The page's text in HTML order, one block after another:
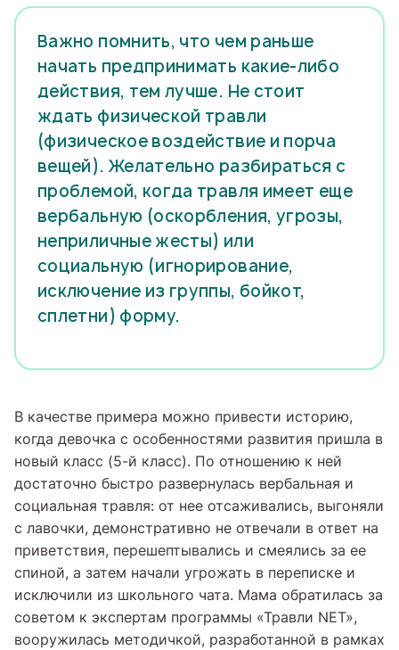
Важно помнить, что чем раньше
начать предпринимать какие-либо
действия, тем лучше. Не стоит
ждать физической травли
(физическое воздействие и порча
вещей). Желательно разбираться с
проблемой, когда травля имеет еще
вербальную (оскорбления, угрозы,
неприличные жесты) или
социальную (игнорирование,
исключение из группы, бойкот,
сплетни) форму.
В качестве примера можно привести историю,
когда девочка с особенностями развития пришла в
новый класс (5-й класс). По отношению к ней
достаточно быстро развернулась вербальная и
социальная травля: от нее отсаживались, выгоняли
с лавочки, демонстративно не отвечали в ответ на
приветствия, перешептывались и смеялись за ее
спиной, а затем начали угрожать в переписке и
исключили из школьного чата. Мама обратилась за
советом к экспертам программы «Травли NET»,
вооружилась методичкой, разработанной в рамках